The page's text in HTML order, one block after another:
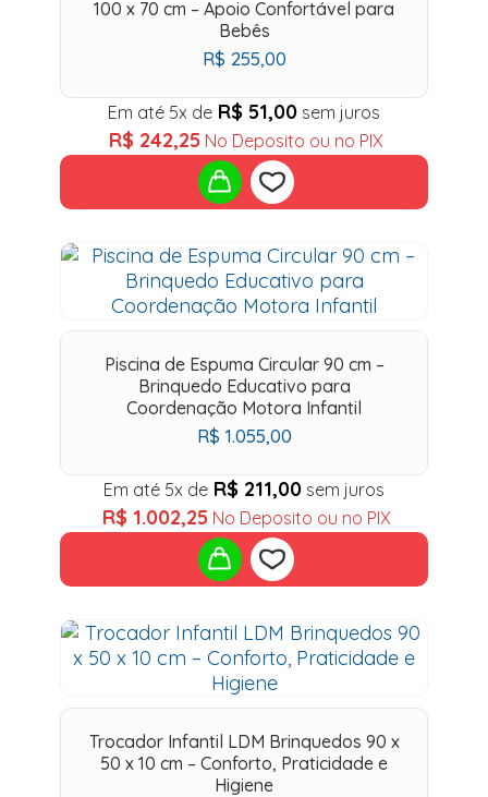
100 x 70 cm – Apoio Confortável para
Bebês
R$ 255,00
Em até 5x de R$ 51,00 sem juros
R$ 242,25 No Deposito ou no PIX
Add
to
wishlist
Piscina de Espuma Circular 90 cm –
Brinquedo Educativo para
Coordenação Motora Infantil
R$ 1.055,00
Em até 5x de R$ 211,00 sem juros
R$ 1.002,25 No Deposito ou no PIX
Add
to
wishlist
Trocador Infantil LDM Brinquedos 90 x
50 x 10 cm – Conforto, Praticidade e
Higiene